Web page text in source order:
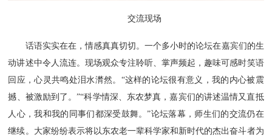
交流现场
话语实实在在，情感真真切切。一个多小时的论坛在嘉宾们的生
动讲述中令人流连。现场观众专注聆听、掌声频起，趣味可感时笑语
回应，心灵共鸣处泪水潸然。“这样的论坛很有意义，我的内心被震
撼、被激励到了。”“科学情深、东农梦真，嘉宾们的讲述温情又直抵
人心，我和我的同事们都深受鼓舞。”论坛落幕，师生们的交流仍在
继续。大家纷纷表示将以东农老一辈科学家和新时代的杰出奋斗者为